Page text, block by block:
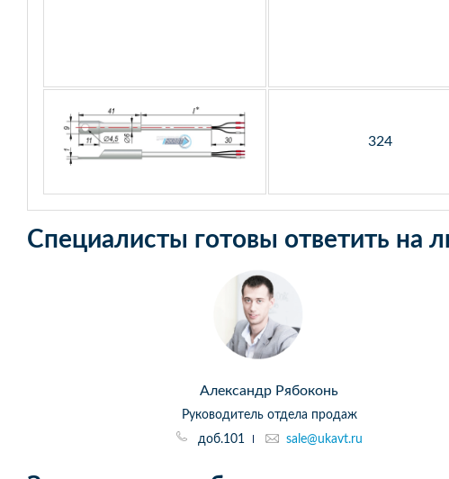
324
Специалисты готовы ответить
Александр Рябоконь
Руководитель отдела продаж
доб.101
sale@ukavt.ru